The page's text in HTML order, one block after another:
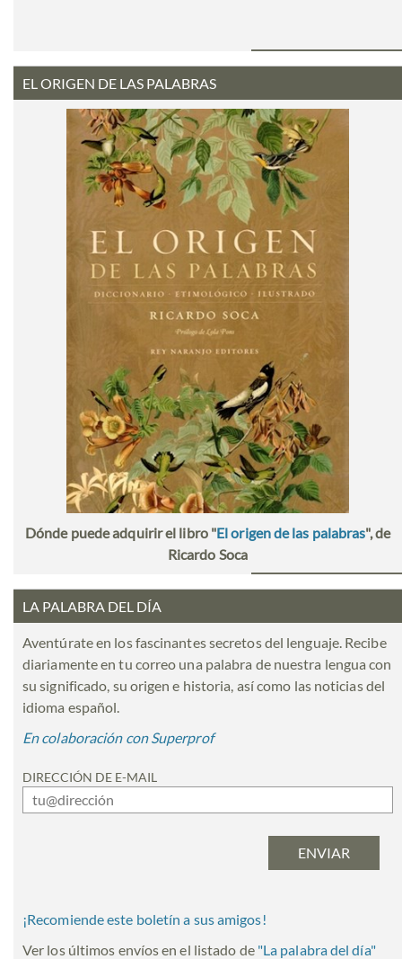
EL ORIGEN DE LAS PALABRAS
Dónde puede adquirir el libro "El origen de las palabras", de
Ricardo Soca
LA PALABRA DEL DÍA
Aventúrate en los fascinantes secretos del lenguaje. Recibe
diariamente en tu correo una palabra de nuestra lengua con
su significado, su origen e historia, así como las noticias del
idioma español.
En colaboración con Superprof
DIRECCIÓN DE E-MAIL
¡Recomiende este boletín a sus amigos!
Ver los últimos envíos en el listado de "La palabra del día"